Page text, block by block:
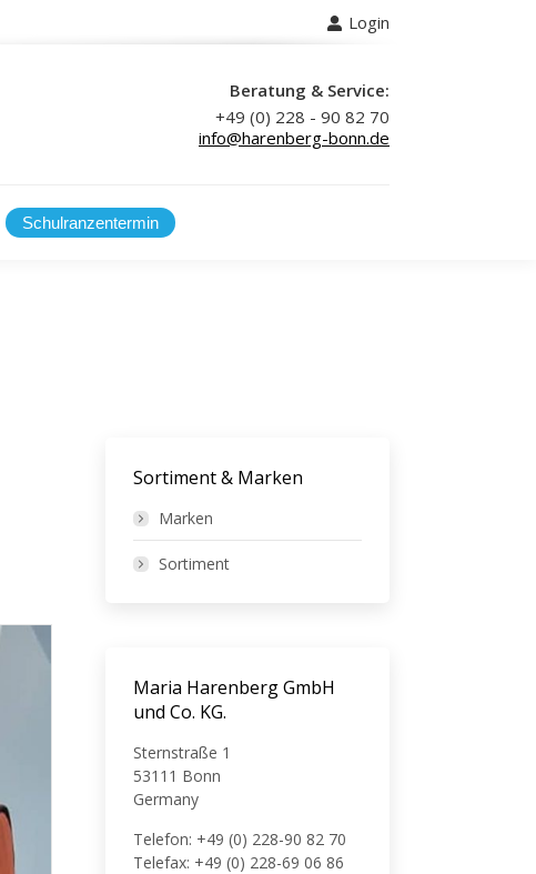
Login
Beratung & Service:
+49 (0) 228 - 90 82 70
info@harenberg-bonn.de
Sortiment & Marken
Marken
Sortiment
Maria Harenberg GmbH
und Co. KG.
Sternstraße 1
53111 Bonn
Germany
Telefon: +49 (0) 228-90 82 70
Telefax: +49 (0) 228-69 06 86